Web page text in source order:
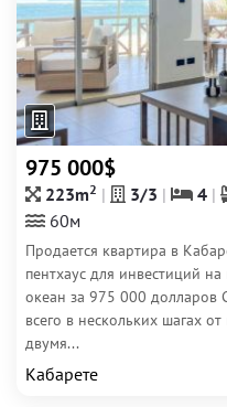
975 000$
223m2 3/3 4
60м
Продается квартира в
пентхаус для инвестиций
океан за 975 000 долларов
всего в нескольких шагах
двумя...
Кабарете